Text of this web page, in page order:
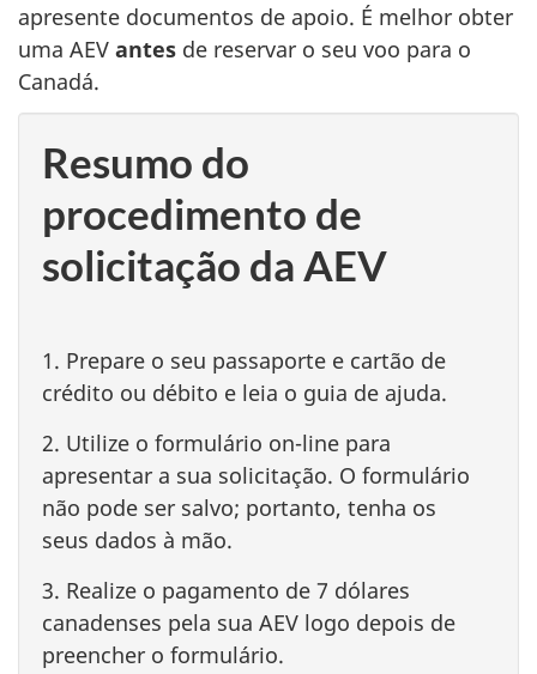
apresente documentos de apoio. É melhor obter
uma AEV antes de reservar o seu voo para o
Canadá.
Resumo do
procedimento de
solicitação da AEV
1. Prepare o seu passaporte e cartão de
crédito ou débito e leia o guia de ajuda.
2. Utilize o formulário on-line para
apresentar a sua solicitação. O formulário
não pode ser salvo; portanto, tenha os
seus dados à mão.
3. Realize o pagamento de 7 dólares
canadenses pela sua AEV logo depois de
preencher o formulário.